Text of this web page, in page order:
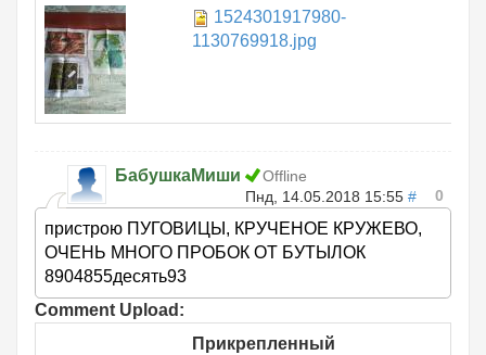
1524301917980-
1130769918.jpg
БабушкаМиши
Offline
Пнд, 14.05.2018 15:55 # 0
пристрою ПУГОВИЦЫ, КРУЧЕНОЕ КРУЖЕВО,
ОЧЕНЬ МНОГО ПРОБОК ОТ БУТЫЛОК
8904855десять93
Comment Upload:
Прикрепленный